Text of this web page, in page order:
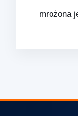
mrożona